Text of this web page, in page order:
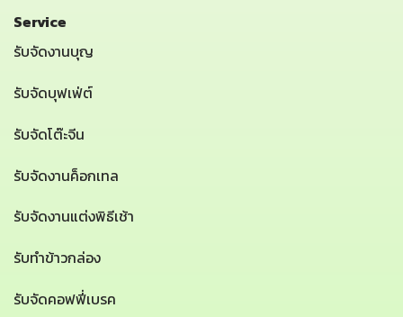
Service
รับจัดงานบุญ
รับจัดบุฟเฟ่ต์
รับจัดโต๊ะจีน
รับจัดงานค็อกเทล
รับจัดงานแต่งพิธีเช้า
รับทำข้าวกล่อง
รับจัดคอฟฟี่เบรค